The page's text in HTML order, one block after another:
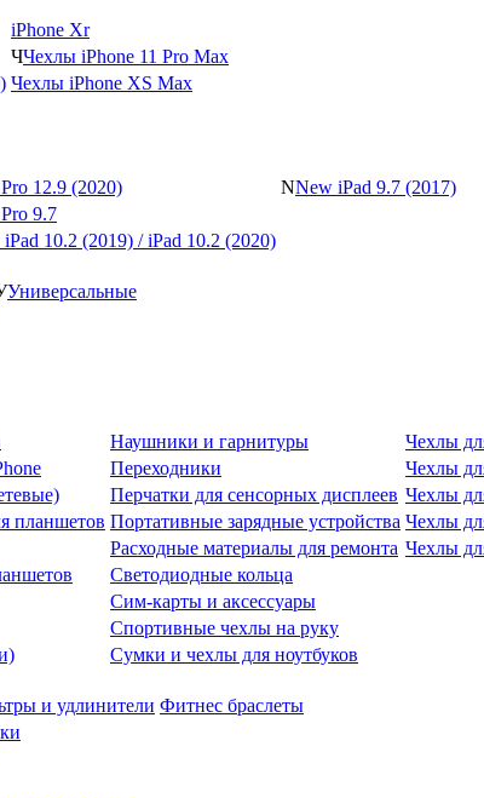
iPhone Xr
ЧЧехлы iPhone 11 Pro Max
Чехлы iPhone XS Max
12.9 (2020) NNew iPad 9.7 (2017)
9.7
10.2 (2019) / iPad 10.2 (2020)
Универсальные
Наушники и гарнитуры
Чехлы
Переходники
Чехлы
Перчатки для сенсорных дисплеев Чехлы
планшетов Портативные зарядные устройства Чехлы
Расходные материалы для ремонта Чехлы
Светодиодные кольца
Сим-карты и аксессуары
Спортивные чехлы на руку
Сумки и чехлы для ноутбуков
и удлинители Фитнес браслеты